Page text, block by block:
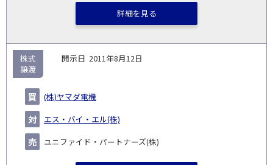
詳細を見る
2011年8月12日
(株)ヤマダ電機
エス・バイ・エル(株)
ユニファイド・パートナーズ(株)
株式
譲渡